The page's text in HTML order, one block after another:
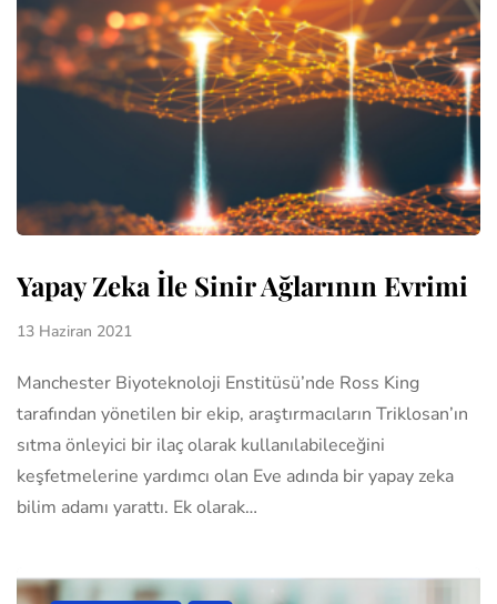
Yapay Zeka İle Sinir Ağlarının Evrimi
13 Haziran 2021
Manchester Biyoteknoloji Enstitüsü’nde Ross King
tarafından yönetilen bir ekip, araştırmacıların Triklosan’ın
sıtma önleyici bir ilaç olarak kullanılabileceğini
keşfetmelerine yardımcı olan Eve adında bir yapay zeka
bilim adamı yarattı. Ek olarak…